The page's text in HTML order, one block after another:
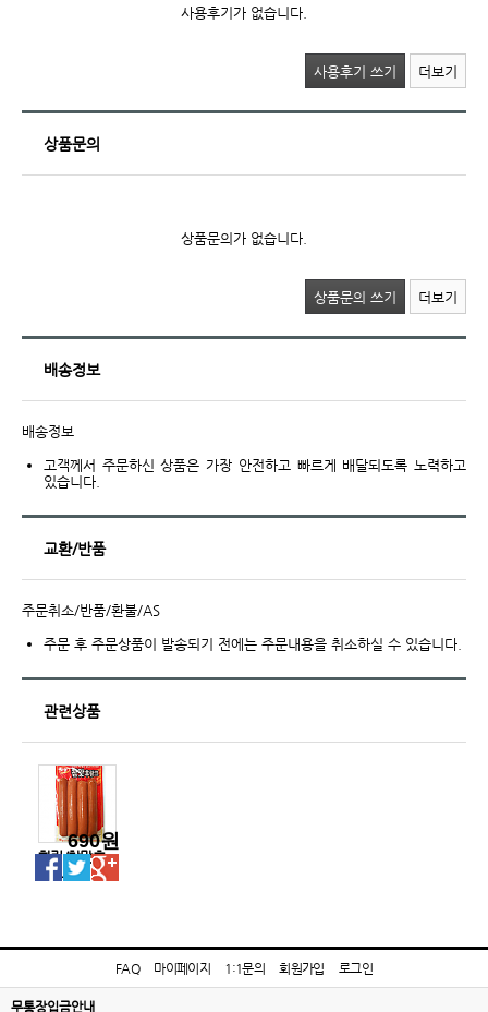
사용후기가 없습니다.
사용후기 쓰기 더보기
상품문의
상품문의가 없습니다.
상품문의 쓰기 더보기
배송정보
배송정보
고객께서 주문하신 상품은 가장 안전하고 빠르게 배달되도록 노력하고
있습니다.
교환/반품
주문취소/반품/환불/AS
주문 후 주문상품이 발송되기 전에는 주문내용을 취소하실 수 있습니다.
관련상품
하림/참맛후
랑크
690원
FAQ 마이페이지 1:1문의 회원가입 로그인
무통장입금안내